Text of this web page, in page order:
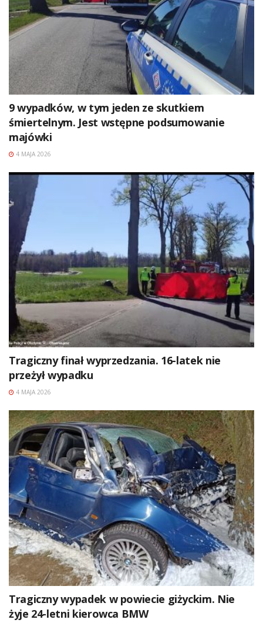
9 wypadków, w tym jeden ze skutkiem
śmiertelnym. Jest wstępne podsumowanie
majówki
4 MAJA 2026
Tragiczny finał wyprzedzania. 16-latek nie
przeżył wypadku
4 MAJA 2026
Tragiczny wypadek w powiecie giżyckim. Nie
żyje 24-letni kierowca BMW